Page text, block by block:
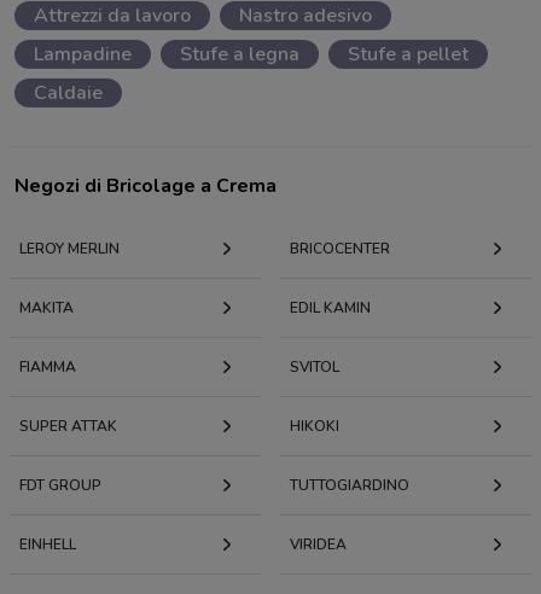
Attrezzi da lavoro
Nastro adesivo
Lampadine
Stufe a legna
Stufe a pellet
Caldaie
Negozi di Bricolage a Crema
LEROY MERLIN BRICOCENTER
MAKITA EDIL KAMIN
FIAMMA SVITOL
SUPER ATTAK HIKOKI
FDT GROUP TUTTOGIARDINO
EINHELL VIRIDEA